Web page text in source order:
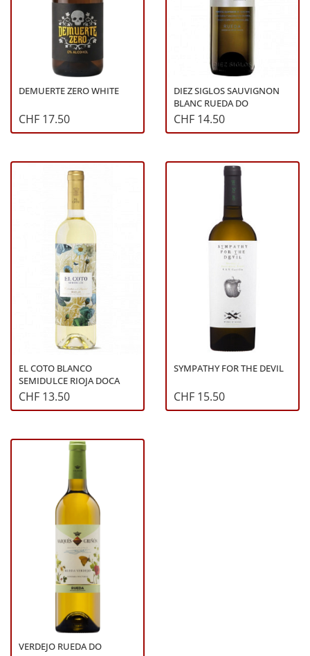
DEMUERTE ZERO WHITE
CHF 17.50
DIEZ SIGLOS SAUVIGNON
BLANC RUEDA DO
CHF 14.50
EL COTO BLANCO
SEMIDULCE RIOJA DOCA
CHF 13.50
SYMPATHY FOR THE DEVIL
CHF 15.50
VERDEJO RUEDA DO